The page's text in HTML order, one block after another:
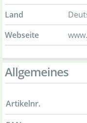
Land
Webseite
Allgemeines
Artikelnr.